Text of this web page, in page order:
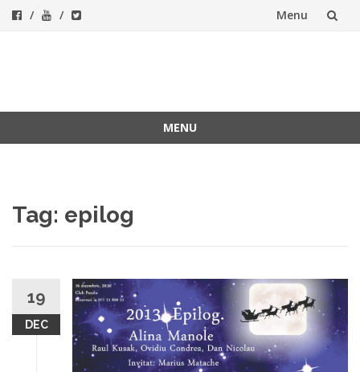
Menu
MENU
Tag: epilog
19
DEC